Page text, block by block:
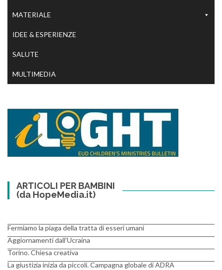
MATERIALE
IDEE & ESPERIENZE
SALUTE
MULTIMEDIA
ARTICOLI PER BAMBINI
(da HopeMedia.it)
Fermiamo la piaga della tratta di esseri umani
Aggiornamenti dall’Ucraina
Torino. Chiesa creativa
La giustizia inizia da piccoli. Campagna globale di ADRA